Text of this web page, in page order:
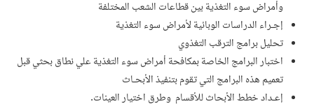
وأمراض سوء التغذية بين قطاعات الشعب المختلفة
إجـراء الدراسات الوبائية لأمراض سوء التغذية
تحليل برامج الترقب التغذوي
اختبار البرامج الخاصة بمكافحة أمراض سوء التغذية علي نطاق بحثي قبل
تعميم هذه البرامج التي تقوم بتنفيذ الأبحـاث
إعـداد خطط الأبحاث للأقسام وطرق اختيار العينات.